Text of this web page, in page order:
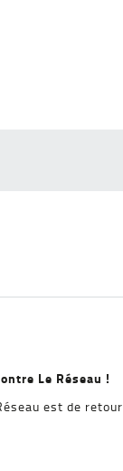
Le Réseau !
est de retour